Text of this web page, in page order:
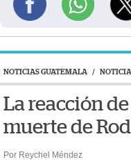
NOTICIAS GUATEMALA /
La reacción
muerte de
Por Reychel Méndez